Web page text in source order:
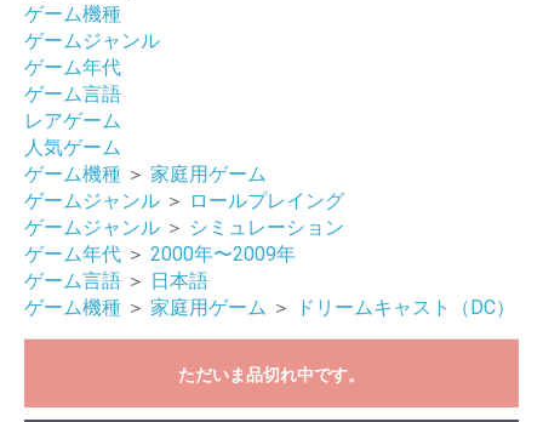
ゲーム機種
ゲームジャンル
ゲーム年代
ゲーム言語
レアゲーム
人気ゲーム
ゲーム機種 ＞ 家庭用ゲーム
ゲームジャンル ＞ ロールプレイング
ゲームジャンル ＞ シミュレーション
ゲーム年代 ＞ 2000年〜2009年
ゲーム言語 ＞ 日本語
ゲーム機種 ＞ 家庭用ゲーム ＞ ドリームキャスト（DC）
ただいま品切れ中です。
お買い物を続ける
カートへ進む